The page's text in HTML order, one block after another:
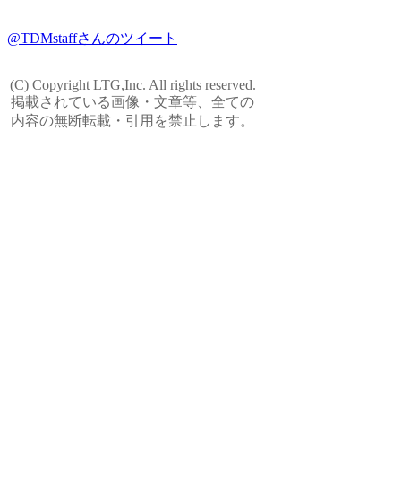
@TDMstaffさんのツイート
(C) Copyright LTG,Inc. All rights reserved.
掲載されている画像・文章等、全ての
内容の無断転載・引用を禁止します。